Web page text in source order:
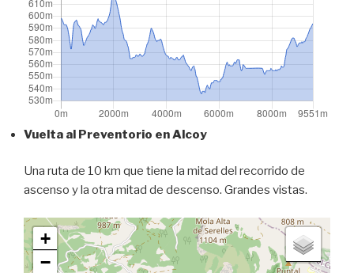
Vuelta al Preventorio en Alcoy
Una ruta de 10 km que tiene la mitad del recorrido de
ascenso y la otra mitad de descenso. Grandes vistas.
+
−